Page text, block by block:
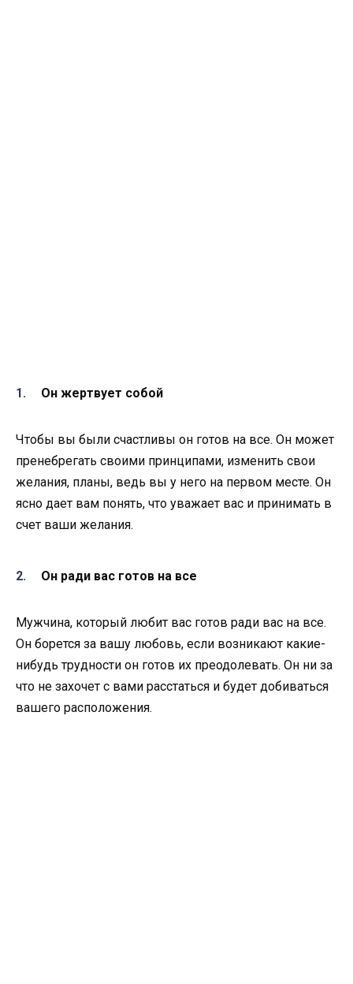
Он жертвует собой
Чтобы вы были счастливы он готов на все. Он может
пренебрегать своими принципами, изменить свои
желания, планы, ведь вы у него на первом месте. Он
ясно дает вам понять, что уважает вас и принимать в
счет ваши желания.
Он ради вас готов на все
Мужчина, который любит вас готов ради вас на все.
Он борется за вашу любовь, если возникают какие-
нибудь трудности он готов их преодолевать. Он ни за
что не захочет с вами расстаться и будет добиваться
вашего расположения.